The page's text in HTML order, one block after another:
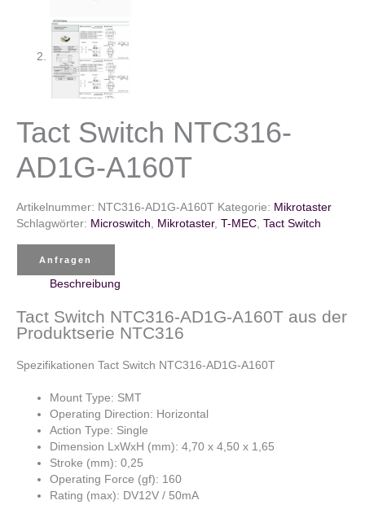
Tact Switch NTC316-
AD1G-A160T
Artikelnummer: NTC316-AD1G-A160T Kategorie: Mikrotaster
Schlagwörter: Microswitch, Mikrotaster, T-MEC, Tact Switch
Anfragen
Beschreibung
Tact Switch NTC316-AD1G-A160T aus der
Produktserie NTC316
Spezifikationen Tact Switch NTC316-AD1G-A160T
Mount Type: SMT
Operating Direction: Horizontal
Action Type: Single
Dimension LxWxH (mm): 4,70 x 4,50 x 1,65
Stroke (mm): 0,25
Operating Force (gf): 160
Rating (max): DV12V / 50mA